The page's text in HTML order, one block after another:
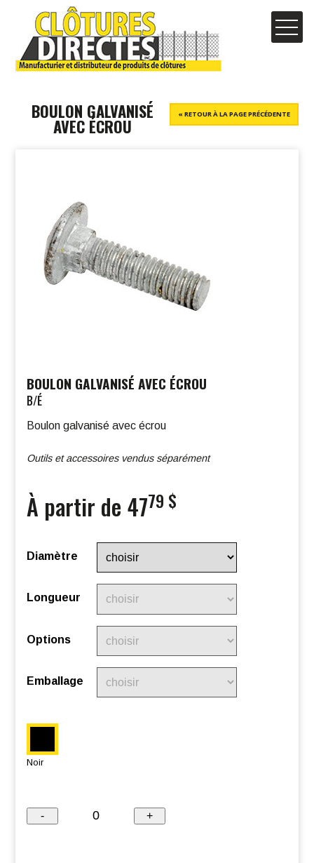
« RETOUR À LA PAGE PRÉCÉDENTE
BOULON GALVANISÉ
AVEC ÉCROU
BOULON GALVANISÉ AVEC ÉCROU
B/É
Boulon galvanisé avec écrou
Outils et accessoires vendus séparément
À partir de 4779 $
Diamètre
Longueur
Options
Emballage
Noir